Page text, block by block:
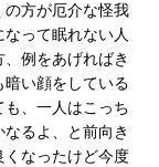
の方が厄介な怪我
って眠れない人
例をあげればき
暗い顔をしている
、一人はこっち
るよ、と前向き
くなったけど今度